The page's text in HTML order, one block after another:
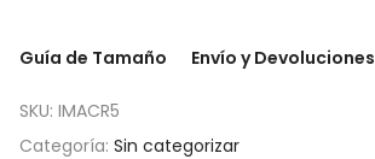
Guía de Tamaño Envío y Devoluciones
SKU: IMACR5
Categoría: Sin categorizar